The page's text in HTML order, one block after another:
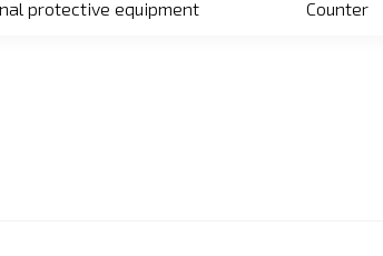
protective equipment Counter